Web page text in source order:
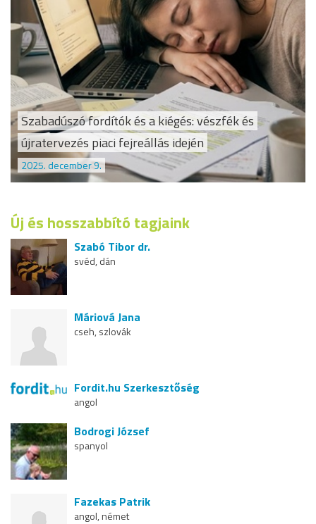
Szabadúszó fordítók és a kiégés: vészfék és
újratervezés piaci fejreállás idején
2025. december 9.
Új és hosszabbító tagjaink
Szabó Tibor dr.
svéd, dán
Máriová Jana
cseh, szlovák
Fordit.hu Szerkesztőség
angol
Bodrogi József
spanyol
Fazekas Patrik
angol, német